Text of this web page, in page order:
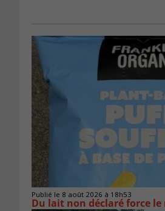
Publié le 8 août 2026 à 18h53
Du lait non déclaré force